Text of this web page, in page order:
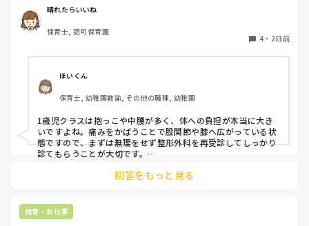
という私も、２週間前、初めて腰痛になりました。
右腰が痛くて、起き上がれない。
ようやく立てたら、しゃがめない。
驚きました。
通院して、コルセット、湿布、痛み止め、電気などで１週間
乗り切ったら
週末には、左が痛みだし、これも痛み止めや湿布で抑えて仕
事をしていたら、
床から支えなしに立ち上がりにくくなり、痛みが走ります。
自転車通勤ですが、それも、膝や太ももに痛みが来始めまし
た。
晴れたらいいね
保育士, 認可保育園
4 ・ 2日前
ほいくん
保育士, 幼稚園教諭, その他の職種, 幼稚園
1歳児クラスは抱っこや中腰が多く、体への負担が本当に大き
いですよね。痛みをかばうことで股関節や膝へ広がっている状
態ですので、まずは無理をせず整形外科を再受診してしっかり
診てもらうことが大切です。
用したり、抱っこや重い作業は周囲の先生に相談して頼むよう
回答をもっと見る
保育・お仕事